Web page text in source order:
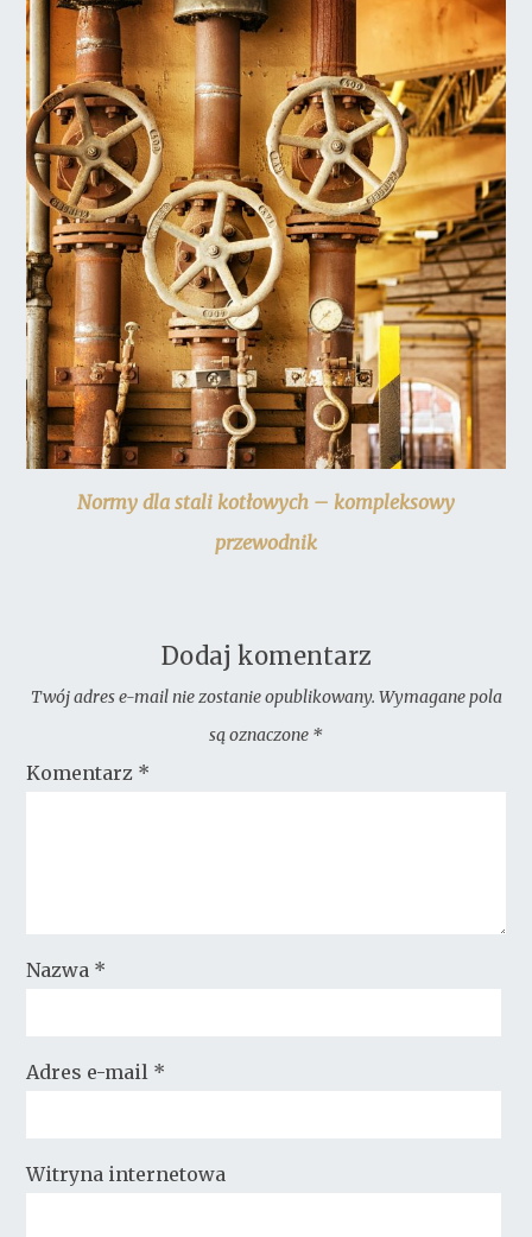
Normy dla stali kotłowych – kompleksowy
przewodnik
Dodaj komentarz
Twój adres e-mail nie zostanie opublikowany. Wymagane pola
są oznaczone *
Komentarz *
Nazwa *
Adres e-mail *
Witryna internetowa